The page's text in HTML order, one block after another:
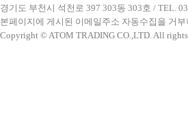
경기도 부천시 석천로 397 303동 303호 / TEL.
본페이지에 게시된 이메일주소 자동수집을 거
Copyright © ATOM TRADING CO.,LTD. All rights